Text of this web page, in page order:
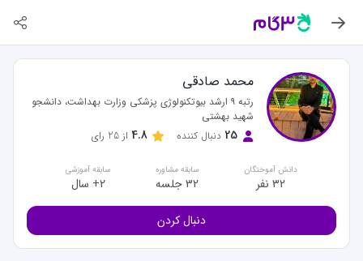
محمد صادقی
رتبه ۹ ارشد بیوتکنولوژی پزشکی وزارت بهداشت، دانشجو
شهید بهشتی
25 دنبال کننده 4.8 از 25 رای
دانش آموختگان
32 نفر
سابقه مشاوره
32 جلسه
سابقه آموزشی
2+ سال
دنبال کردن